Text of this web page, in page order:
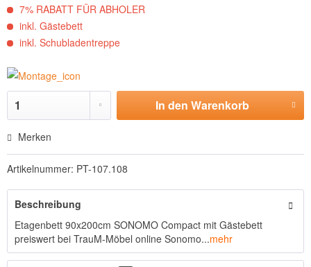
7% RABATT FÜR ABHOLER
inkl. Gästebett
inkl. Schubladentreppe
In den Warenkorb
Merken
Artikelnummer: PT-107.108
Beschreibung
Etagenbett 90x200cm SONOMO Compact mit Gästebett
preiswert bei TrauM-Möbel online Sonomo...mehr